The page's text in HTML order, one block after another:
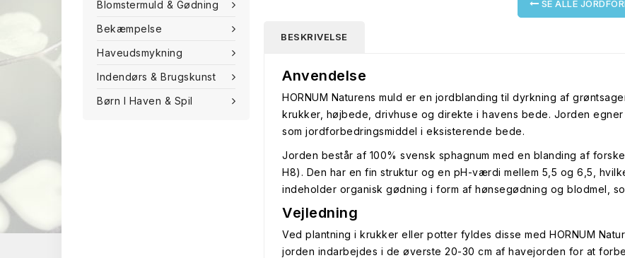
Blomstermuld & Gødning
Bekæmpelse
Haveudsmykning
Indendørs & Brugskunst
Børn I Haven & Spil
SE ALLE
BESKRIVELSE
Anvendelse
HORNUM Naturens muld er en jordblanding til dyrkning af
krukker, højbede, drivhuse og direkte i havens bede. Jorden
som jordforbedringsmiddel i eksisterende bede.
Jorden består af 100% svensk sphagnum med en blanding af
H8). Den har en fin struktur og en pH-værdi mellem 5,5 og 6,5,
indeholder organisk gødning i form af hønsegødning og blodmel,
Vejledning
Ved plantning i krukker eller potter fyldes disse med HORNUM
jorden indarbejdes i de øverste 20-30 cm af havejorden for at